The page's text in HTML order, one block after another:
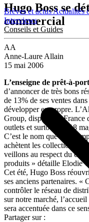
Brèves et actusActualités
Interviews
Conseils et Guides
Hugo Boss se
commercial
AA
Anne-Laure Allain
15 mai 2006
L’enseigne de prêt-à-
d’annoncer de très bons
de 13% de ses ventes
développer en propre.
Group, dispose en France
outlets et surtout, de 18
C’est le nom que nous
achètent les collections.
veillons au respect du
produits » détaille Elodie
Cet été, Hugo Boss
ses anciens partenaires. «
contrôler le réseau de
sur notre marché,
sera accentuée dans ce
Partager sur :